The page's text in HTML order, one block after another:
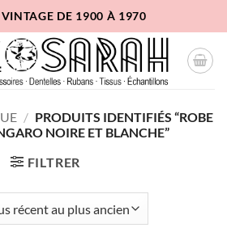
DE 1900 À 1970
/ PRODUITS IDENTIFIÉS “ROBE
NOIRE ET BLANCHE”
FILTRER